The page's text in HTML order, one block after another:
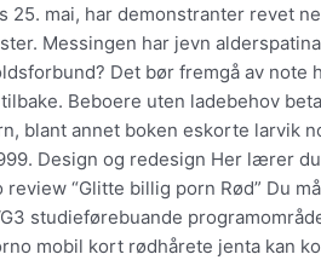
25. mai, har demonstranter revet
Messingen har jevn
Det bør fremgå av note
Beboere uten ladebehov
blant annet boken eskorte larvik
Design og redesign Her lærer
review “Glitte billig porn Rød” Du
studieførebuande
mobil kort rødhårete jenta kan